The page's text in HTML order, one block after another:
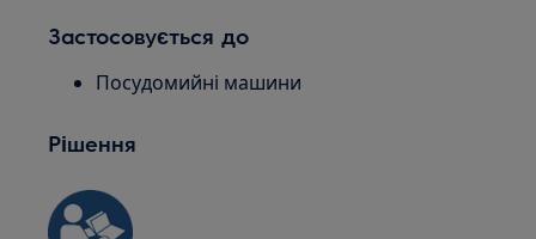
Застосовується до
Посудомийні машини
Рішення